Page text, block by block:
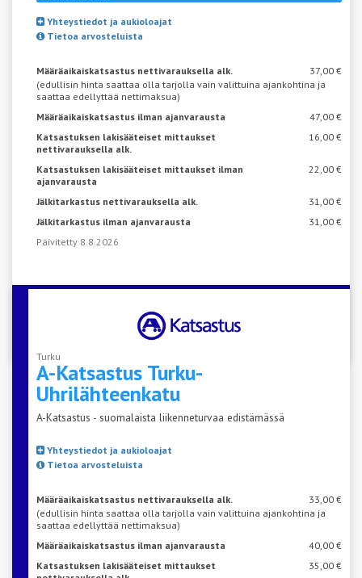
Yhteystiedot ja aukioloajat
Tietoa arvosteluista
Määräaikaiskatsastus nettivarauksella alk.
37,00 €
(edullisin hinta saattaa olla tarjolla vain valittuina ajankohtina ja
saattaa edellyttää nettimaksua)
Määräaikaiskatsastus ilman ajanvarausta
47,00 €
Katsastuksen lakisääteiset mittaukset
nettivarauksella alk.
16,00 €
Katsastuksen lakisääteiset mittaukset ilman
ajanvarausta
22,00 €
Jälkitarkastus nettivarauksella alk.
31,00 €
Jälkitarkastus ilman ajanvarausta
31,00 €
Päivitetty 8.8.2026
VARAA AIKA KATSASTUKSEEN
Turku
A-Katsastus Turku-
Uhrilähteenkatu
A-Katsastus - suomalaista liikenneturvaa edistämässä
Yhteystiedot ja aukioloajat
Tietoa arvosteluista
Määräaikaiskatsastus nettivarauksella alk.
33,00 €
(edullisin hinta saattaa olla tarjolla vain valittuina ajankohtina ja
saattaa edellyttää nettimaksua)
Määräaikaiskatsastus ilman ajanvarausta
40,00 €
Katsastuksen lakisääteiset mittaukset
35,00 €